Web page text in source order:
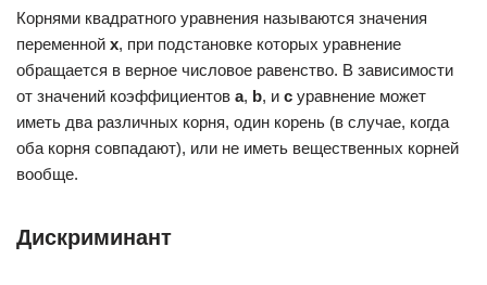
Корнями квадратного уравнения называются значения
переменной x, при подстановке которых уравнение
обращается в верное числовое равенство. В зависимости
от значений коэффициентов a, b, и c уравнение может
иметь два различных корня, один корень (в случае, когда
оба корня совпадают), или не иметь вещественных корней
вообще.
Дискриминант